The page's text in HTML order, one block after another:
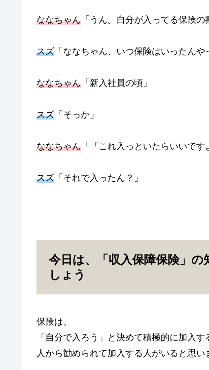
ななちゃん 「うん。自分が入ってる保険
スズ 「ななちゃん、いつ保険はいったんや
ななちゃん 「新入社員の頃」
スズ 「そっか」
ななちゃん 「『これ入っといたらいいで
スズ 「それで入ったん？」
今日は、「収入保障保険」
しょう
保険は、
「自分で入ろう」と決めて積極的に加入す
人から勧められて加入する人がいると思い